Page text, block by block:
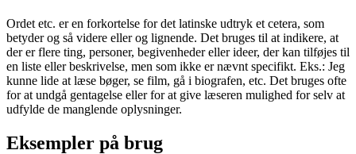
Ordet etc. er en forkortelse for det latinske udtryk et cetera, som
betyder og så videre eller og lignende. Det bruges til at indikere, at
der er flere ting, personer, begivenheder eller ideer, der kan tilføjes til
en liste eller beskrivelse, men som ikke er nævnt specifikt. Eks.: Jeg
kunne lide at læse bøger, se film, gå i biografen, etc. Det bruges ofte
for at undgå gentagelse eller for at give læseren mulighed for selv at
udfylde de manglende oplysninger.
Eksempler på brug